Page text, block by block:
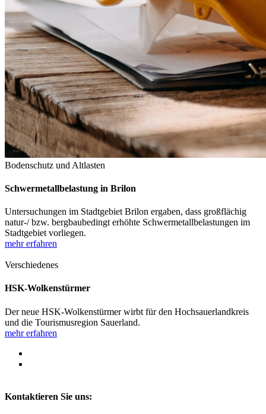
Bodenschutz und Altlasten
Schwermetallbelastung in Brilon
Untersuchungen im Stadtgebiet Brilon ergaben, dass großflächig
natur-/ bzw. bergbaubedingt erhöhte Schwermetallbelastungen im
Stadtgebiet vorliegen.
mehr erfahren
Verschiedenes
HSK-Wolkenstürmer
Der neue HSK-Wolkenstürmer wirbt für den Hochsauerlandkreis
und die Tourismusregion Sauerland.
mehr erfahren
Kontaktieren Sie uns: